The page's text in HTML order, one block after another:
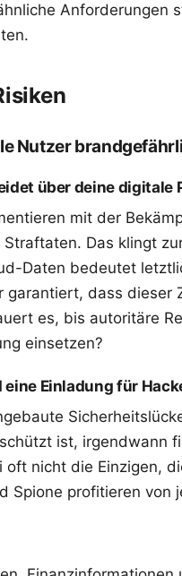
Anforderungen
Nutzer
über deine digitale
mit der
Das klingt
Daten bedeutet
garantiert, dass
es, bis autoritäre
einsetzen?
Einladung für
ist, irgendwann
nicht die Einzigen,
Spione profitieren von